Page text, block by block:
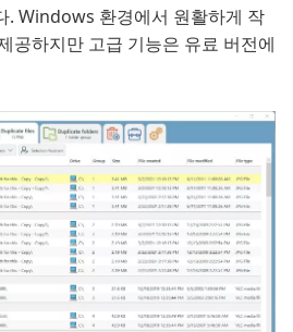
. Windows 환경에서 원활하게 작
공하지만 고급 기능은 유료 버전에